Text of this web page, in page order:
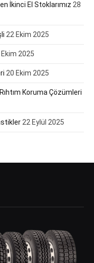
İkinci El Stoklarımız 28
22 Ekim 2025
Ekim 2025
20 Ekim 2025
Koruma Çözümleri
22 Eylül 2025